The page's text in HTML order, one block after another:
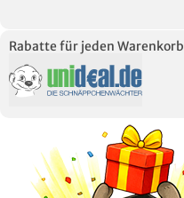
Rabatte für jeden Warenkorb